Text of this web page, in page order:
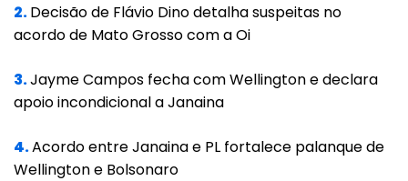
em refrigerador comum (2ºC a 8ºC).
faz análises de controle de qualidade
conferência dos rótulos e da documentação.
2.Decisão de Flávio Dino detalha suspeitas no
acordo de Mato Grosso com a Oi
3.Jayme Campos fecha com Wellington e declara
apoio incondicional a Janaina
4.Acordo entre Janaina e PL fortalece palanque de
Wellington e Bolsonaro